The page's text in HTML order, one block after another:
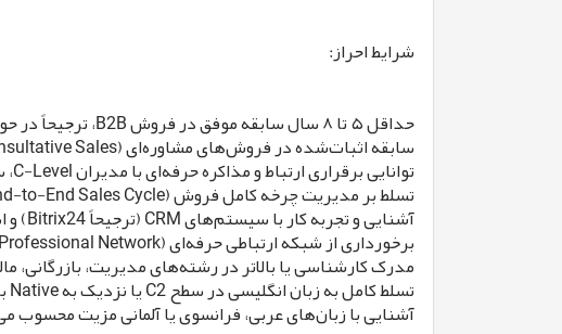
شرایط احراز:
حداقل ۵ تا ۸ سال سابقه موفق در فروش B2B، ترجیحاً در حوزه‌های املاک، خدمات مالی، عضویت‌های سازمانی، انجمن‌های حرفه‌ای یا رویدادهای بین‌المللی
سابقه اثبات‌شده در فروش‌های مشاوره‌ای (Consultative Sales) و نهایی‌سازی قراردادهای باارزش با مدیران ارشد و تصمیم‌گیرندگان سازمانی
توانایی برقراری ارتباط و مذاکره حرفه‌ای با مدیران C-Level، سرمایه‌گذاران، توسعه‌دهندگان، نهادهای مالی و سازمان‌های بزرگ
تسلط بر مدیریت چرخه کامل فروش (End-to-End Sales Cycle)
آشنایی و تجربه کار با سیستم‌های CRM (ترجیحاً Bitrix24) و ابزارهای مدرن فروش مبتنی بر هوش مصنوعی
برخورداری از شبکه ارتباطی حرفه‌ای (Professional Network) در صنایع مرتبط، مزیت محسوب می‌شود.
مدرک کارشناسی یا بالاتر در رشته‌های مدیریت،
تسلط کامل به زبان انگلیسی در سطح C2 یا نزدیک به Native برای برگزاری جلسات، مذاکرات و مکاتبات رسمی با مدیران بین‌المللی
آشنایی با زبان‌های عربی، فرانسوی یا آلمانی مزیت محسوب